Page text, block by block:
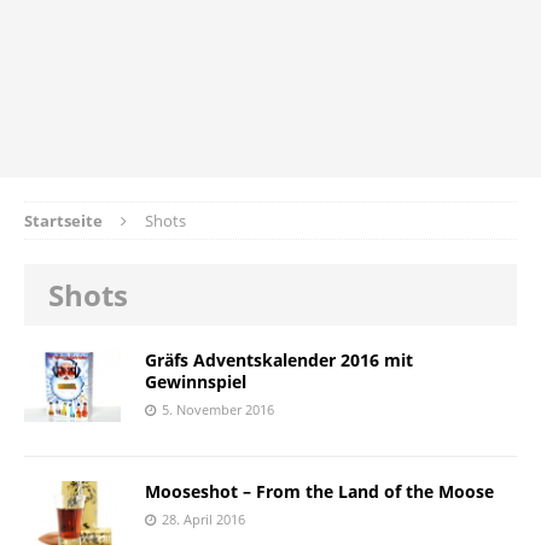
Startseite Shots
Shots
Gräfs Adventskalender 2016 mit
Gewinnspiel
5. November 2016
Mooseshot – From the Land of the Moose
28. April 2016